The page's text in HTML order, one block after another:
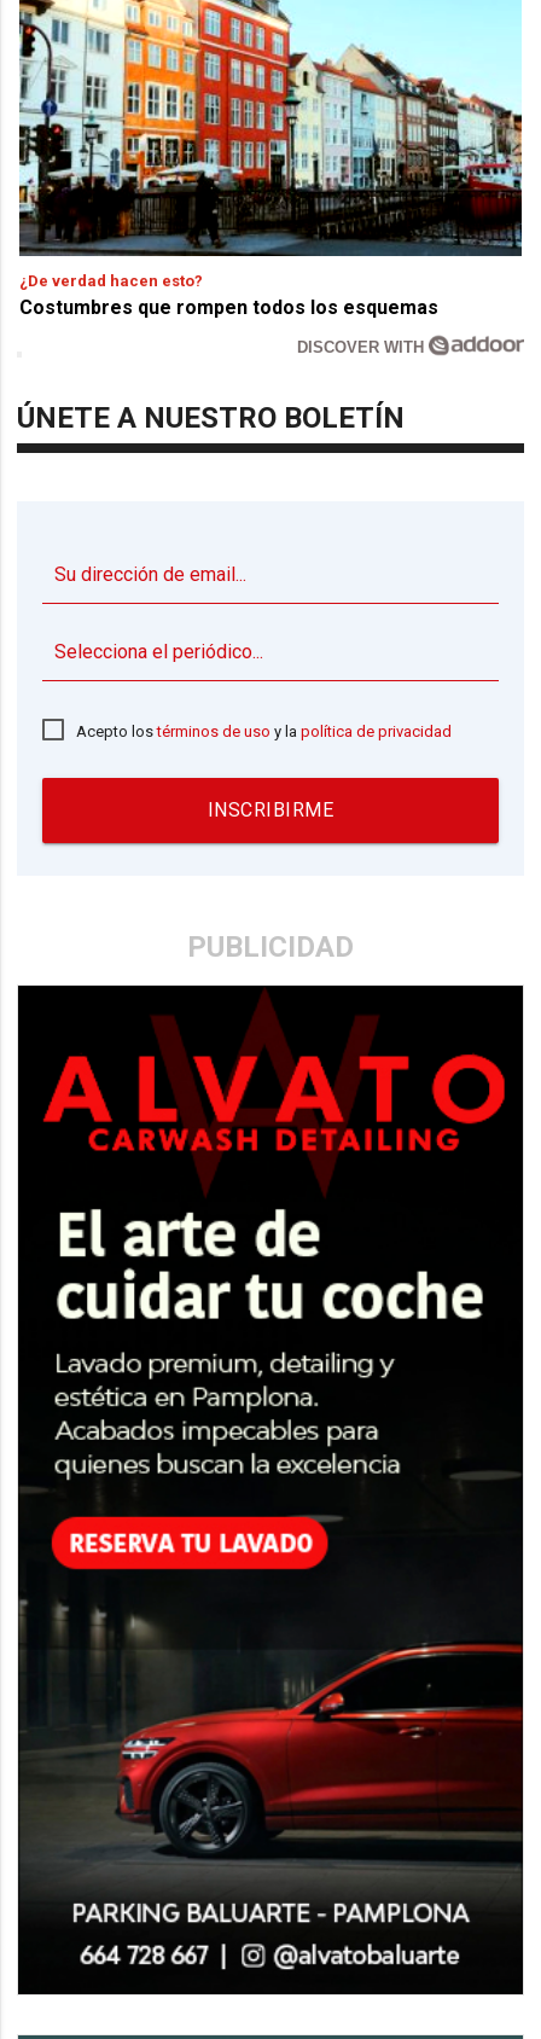
¿De verdad hacen esto?
Costumbres que rompen todos los esquemas
DISCOVER WITH
ÚNETE A NUESTRO BOLETÍN
Acepto lostérminos de uso y lapolítica de privacidad
INSCRIBIRME
PUBLICIDAD